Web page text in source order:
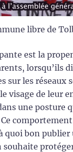
libre de
est la
lorsqu’ils
sur les réseaux
visage de leur
une posture
Ce
quoi bon publier
souhaite